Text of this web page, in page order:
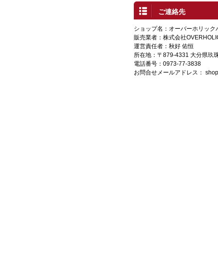
ご連絡先
ショップ名：オーバーホリック
販売業者：株式会社
運営責任者：秋好 佑恒
所在地：〒879-4331 大分県玖
電話番号：0973-77-3838
お問合せメールアドレス：